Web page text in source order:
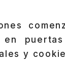
en
y